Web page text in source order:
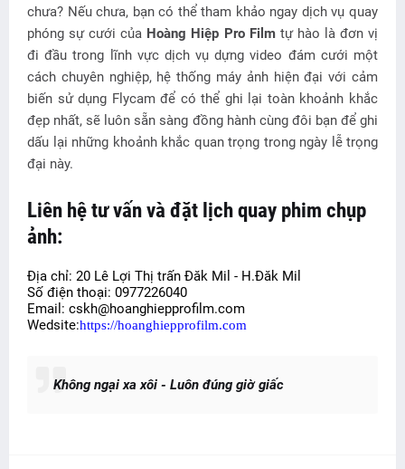
chưa? Nếu chưa, bạn có thể tham khảo ngay dịch vụ quay
phóng sự cưới của Hoàng Hiệp Pro Film tự hào là đơn vị
đi đầu trong lĩnh vực dịch vụ dựng video đám cưới một
cách chuyên nghiệp, hệ thống máy ảnh hiện đại với cảm
biến sử dụng Flycam để có thể ghi lại toàn khoảnh khắc
đẹp nhất, sẽ luôn sẵn sàng đồng hành cùng đôi bạn để ghi
dấu lại những khoảnh khắc quan trọng trong ngày lễ trọng
đại này.
Liên hệ tư vấn và đặt lịch quay phim chụp
ảnh:
Địa chỉ: 20 Lê Lợi Thị trấn Đăk Mil - H.Đăk Mil
Số điện thoại: 0977226040
Email: cskh@hoanghiepprofilm.com
Wedsite:https://hoanghiepprofilm.com
Không ngại xa xôi - Luôn đúng giờ giấc